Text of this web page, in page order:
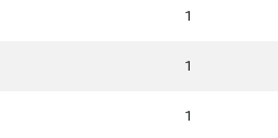
1
1
1